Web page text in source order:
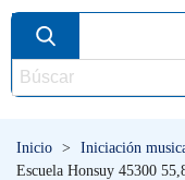
Inicio > Iniciación
Escuela Honsuy 45300